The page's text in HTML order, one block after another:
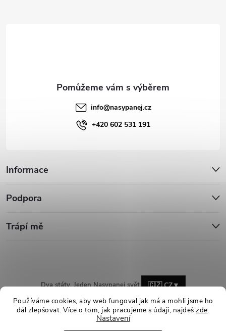
Používáme cookies, aby web fungoval jak má a mohli jsme ho
dál zlepšovat. Více o tom, jak pracujeme s údaji, najdešzde.
Nastavení
Informace
Podpora
Trápí mě
info@nasypanej.cz
+420 602 531 191
Dva státy. Jeden Nasypanej svět. 🇨🇿 CZ▼